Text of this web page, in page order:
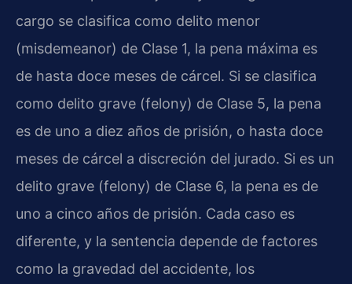
cargo se clasifica como delito menor
(misdemeanor) de Clase 1, la pena máxima es
de hasta doce meses de cárcel. Si se clasifica
como delito grave (felony) de Clase 5, la pena
es de uno a diez años de prisión, o hasta doce
meses de cárcel a discreción del jurado. Si es un
delito grave (felony) de Clase 6, la pena es de
uno a cinco años de prisión. Cada caso es
diferente, y la sentencia depende de factores
como la gravedad del accidente, los